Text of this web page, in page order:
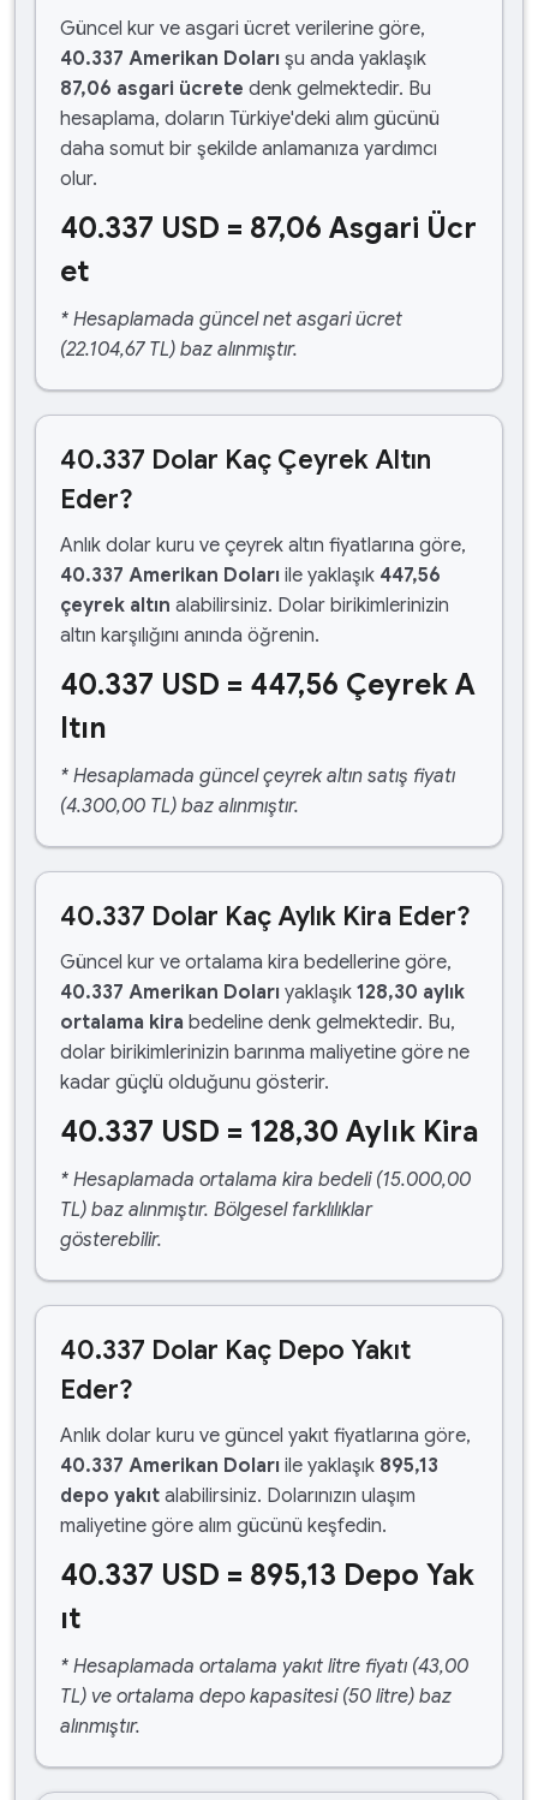
Güncel kur ve asgari ücret verilerine göre,
40.337 Amerikan Doları şu anda yaklaşık
87,06 asgari ücrete denk gelmektedir. Bu
hesaplama, doların Türkiye'deki alım gücünü
daha somut bir şekilde anlamanıza yardımcı
olur.
40.337 USD = 87,06 Asgari Ücr
et
* Hesaplamada güncel net asgari ücret
(22.104,67 TL) baz alınmıştır.
40.337 Dolar Kaç Çeyrek Altın
Eder?
Anlık dolar kuru ve çeyrek altın fiyatlarına göre,
40.337 Amerikan Doları ile yaklaşık 447,56
çeyrek altın alabilirsiniz. Dolar birikimlerinizin
altın karşılığını anında öğrenin.
40.337 USD = 447,56 Çeyrek A
ltın
* Hesaplamada güncel çeyrek altın satış fiyatı
(4.300,00 TL) baz alınmıştır.
40.337 Dolar Kaç Aylık Kira Eder?
Güncel kur ve ortalama kira bedellerine göre,
40.337 Amerikan Doları yaklaşık 128,30 aylık
ortalama kira bedeline denk gelmektedir. Bu,
dolar birikimlerinizin barınma maliyetine göre ne
kadar güçlü olduğunu gösterir.
40.337 USD = 128,30 Aylık Kira
* Hesaplamada ortalama kira bedeli (15.000,00
TL) baz alınmıştır. Bölgesel farklılıklar
gösterebilir.
40.337 Dolar Kaç Depo Yakıt
Eder?
Anlık dolar kuru ve güncel yakıt fiyatlarına göre,
40.337 Amerikan Doları ile yaklaşık 895,13
depo yakıt alabilirsiniz. Dolarınızın ulaşım
maliyetine göre alım gücünü keşfedin.
40.337 USD = 895,13 Depo Yak
ıt
* Hesaplamada ortalama yakıt litre fiyatı (43,00
TL) ve ortalama depo kapasitesi (50 litre) baz
alınmıştır.